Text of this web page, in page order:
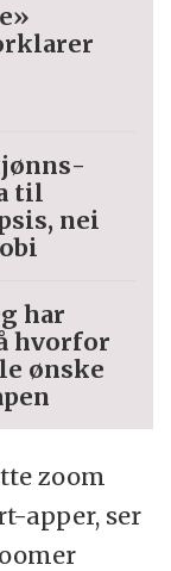
til
nei
har
hvorfor
ønske
zoom
apper, ser